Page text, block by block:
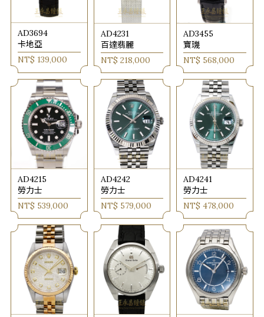
AD3694
卡地亞
NT$ 139,000
AD4231
百達翡麗
NT$ 218,000
AD3455
寶璣
NT$ 568,000
AD4215
勞力士
NT$ 539,000
AD4242
勞力士
NT$ 579,000
AD4241
勞力士
NT$ 478,000